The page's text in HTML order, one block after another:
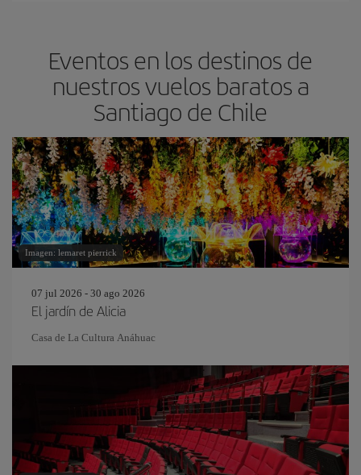
Eventos en los destinos de
nuestros vuelos baratos a
Santiago de Chile
Imagen: lemaret pierrick
07 jul 2026 - 30 ago 2026
El jardín de Alicia
Casa de La Cultura Anáhuac